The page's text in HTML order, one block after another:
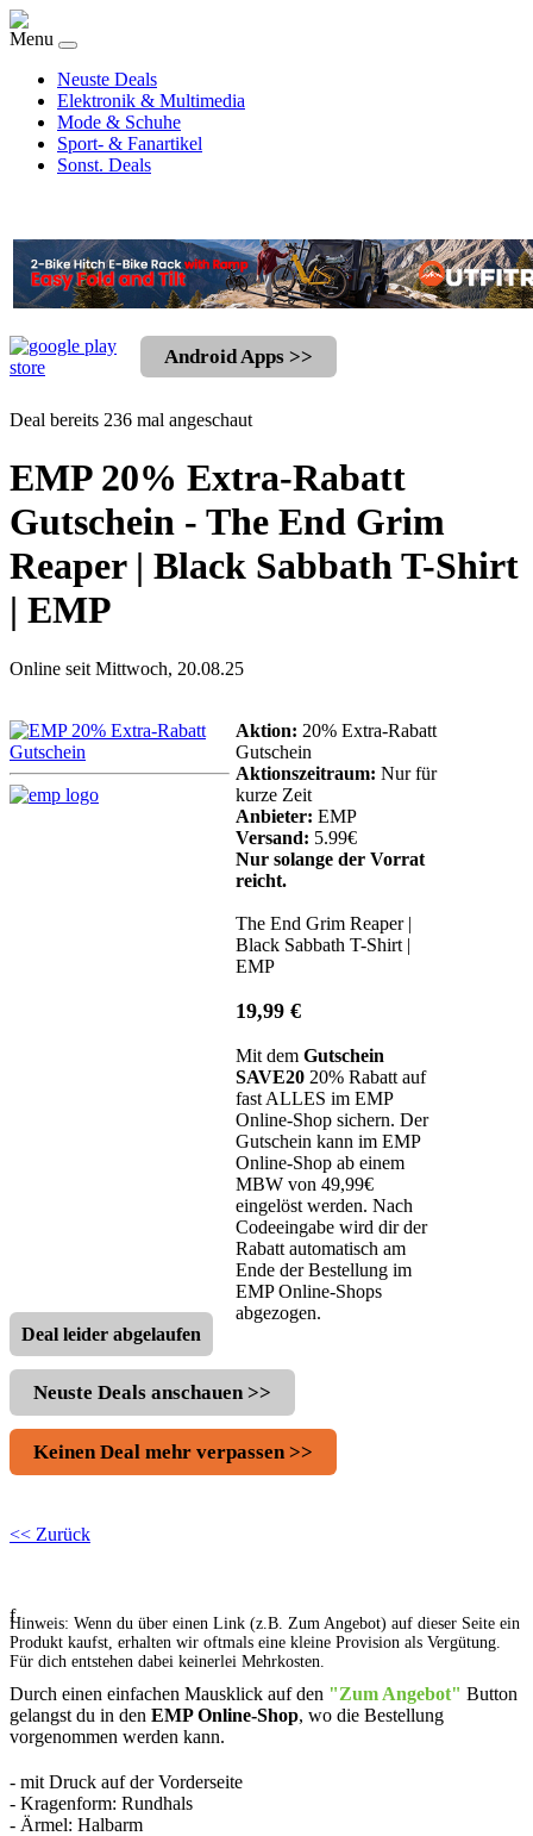
Menu
Neuste Deals
Elektronik & Multimedia
Mode & Schuhe
Sport- & Fanartikel
Sonst. Deals
Android Apps >>
Deal bereits 236 mal angeschaut
EMP 20% Extra-Rabatt
Gutschein - The End Grim
Reaper | Black Sabbath T-Shirt
| EMP
Online seit Mittwoch, 20.08.25
Aktion: 20% Extra-Rabatt
Gutschein
Aktionszeitraum: Nur für
kurze Zeit
Anbieter: EMP
Versand: 5.99€
Nur solange der Vorrat
reicht.
The End Grim Reaper |
Black Sabbath T-Shirt |
EMP
19,99 €
Mit dem Gutschein
SAVE20 20% Rabatt auf
fast ALLES im EMP
Online-Shop sichern. Der
Gutschein kann im EMP
Online-Shop ab einem
MBW von 49,99€
eingelöst werden. Nach
Codeeingabe wird dir der
Rabatt automatisch am
Ende der Bestellung im
EMP Online-Shops
abgezogen.
Deal leider abgelaufen
Neuste Deals anschauen >>
Keinen Deal mehr verpassen >>
<< Zurück
f
Hinweis: Wenn du über einen Link (z.B. Zum Angebot) auf dieser Seite ein
Produkt kaufst, erhalten wir oftmals eine kleine Provision als Vergütung.
Für dich entstehen dabei keinerlei Mehrkosten.
Durch einen einfachen Mausklick auf den "Zum Angebot" Button
gelangst du in den EMP Online-Shop, wo die Bestellung
vorgenommen werden kann.
- mit Druck auf der Vorderseite
- Kragenform: Rundhals
- Ärmel: Halbarm